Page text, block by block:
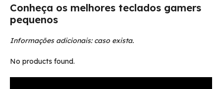
Conheça os melhores teclados gamers
pequenos
Informações adicionais: caso exista.
No products found.